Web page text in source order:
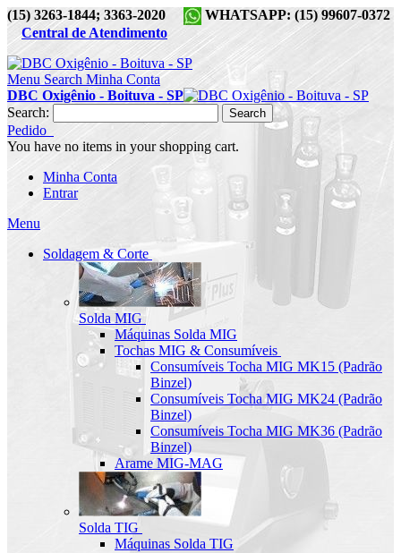
(15) 3263-1844; 3363-2020
WHATSAPP: (15) 99607-0372
Central de Atendimento
Menu Search Minha Conta
DBC Oxigênio - Boituva - SP
Search:
Search
Pedido
You have no items in your shopping cart.
Minha Conta
Entrar
Menu
Soldagem & Corte
Solda MIG
Máquinas Solda MIG
Tochas MIG & Consumíveis
Consumíveis Tocha MIG MK15 (Padrão
Binzel)
Consumíveis Tocha MIG MK24 (Padrão
Binzel)
Consumíveis Tocha MIG MK36 (Padrão
Binzel)
Arame MIG-MAG
Solda TIG
Máquinas Solda TIG